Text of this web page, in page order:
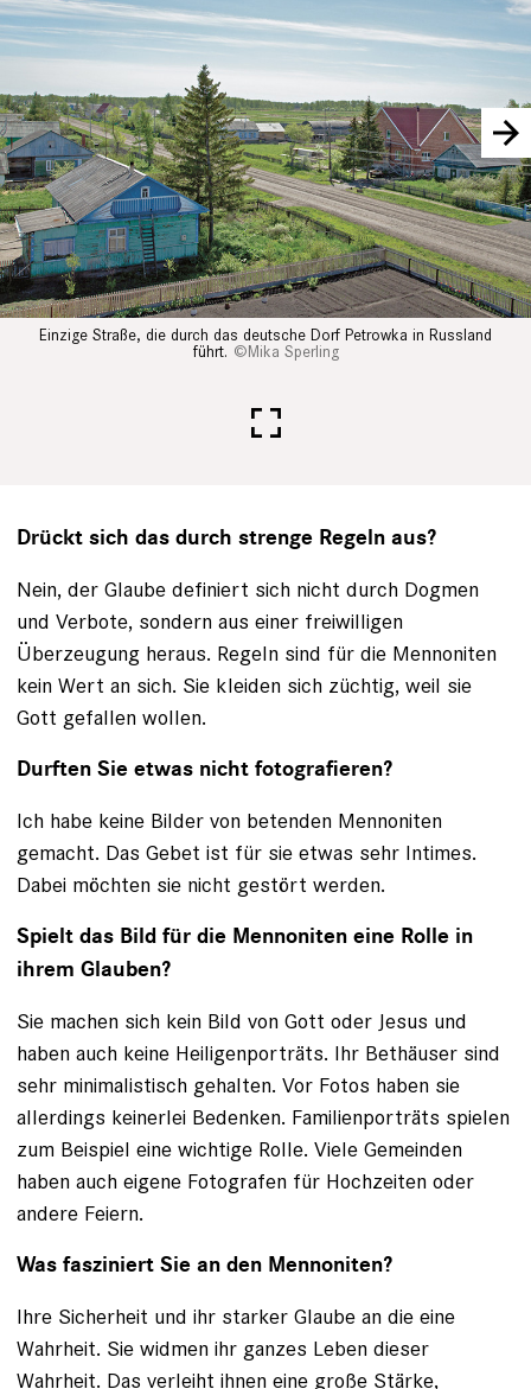
Nächstes Bild
Einzige Straße, die durch das deutsche Dorf Petrowka in Russland
führt.
Mika Sperling
Drückt sich das durch strenge Regeln aus?
Nein, der Glaube definiert sich nicht durch Dogmen
und Verbote, sondern aus einer freiwilligen
Überzeugung heraus. Regeln sind für die Mennoniten
kein Wert an sich. Sie kleiden sich züchtig, weil sie
Gott gefallen wollen.
Durften Sie etwas nicht fotografieren?
Ich habe keine Bilder von betenden Mennoniten
gemacht. Das Gebet ist für sie etwas sehr Intimes.
Dabei möchten sie nicht gestört werden.
Spielt das Bild für die Mennoniten eine Rolle in
ihrem Glauben?
Sie machen sich kein Bild von Gott oder Jesus und
haben auch keine Heiligenporträts. Ihr Bethäuser sind
sehr minimalistisch gehalten. Vor Fotos haben sie
allerdings keinerlei Bedenken. Familienporträts spielen
zum Beispiel eine wichtige Rolle. Viele Gemeinden
haben auch eigene Fotografen für Hochzeiten oder
andere Feiern.
Was fasziniert Sie an den Mennoniten?
Ihre Sicherheit und ihr starker Glaube an die eine
Wahrheit. Sie widmen ihr ganzes Leben dieser
Wahrheit. Das verleiht ihnen eine große Stärke,